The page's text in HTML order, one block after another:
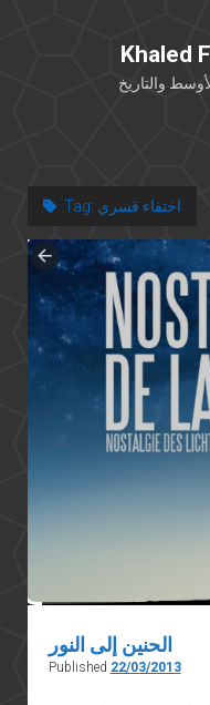
والتاريخ
Tag: اختفاء قسري
الحنين إلى النور
Published 22/03/2013